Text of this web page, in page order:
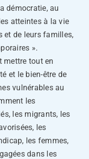
démocratie, au
atteintes à la vie
et de leurs familles,
».
mettre tout en
et le bien-être de
vulnérables au
les
les migrants, les
les
les femmes,
dans les